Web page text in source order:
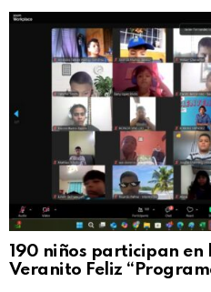
190 niños participan en
Veranito Feliz